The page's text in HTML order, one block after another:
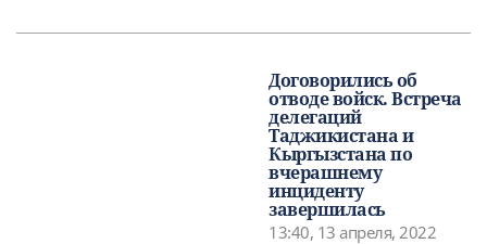
Договорились об
отводе войск. Встреча
делегаций
Таджикистана и
Кыргызстана по
вчерашнему
инциденту
завершилась
13:40, 13 апреля, 2022